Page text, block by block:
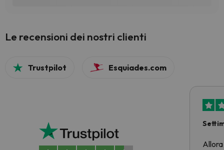
Le recensioni dei nostri clienti
Trustpilot Esquiades.com
Allora